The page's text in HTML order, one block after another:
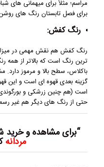
مراسم؛ مثلاً برای میهمانی های
برای فصل تابستان رنگ های
رنگ کفش:
رنگ کفش هم نقش مهمی در
ترین رنگ است که بالاتر از همه
باکلاس، سطح بالا و مرموز
گزینه بعدی قهوه ای است و این
است (هم چنین زرشکی و
حتی از رنگ های دیگر هم غیر
“برای مشاهده و
مردانه